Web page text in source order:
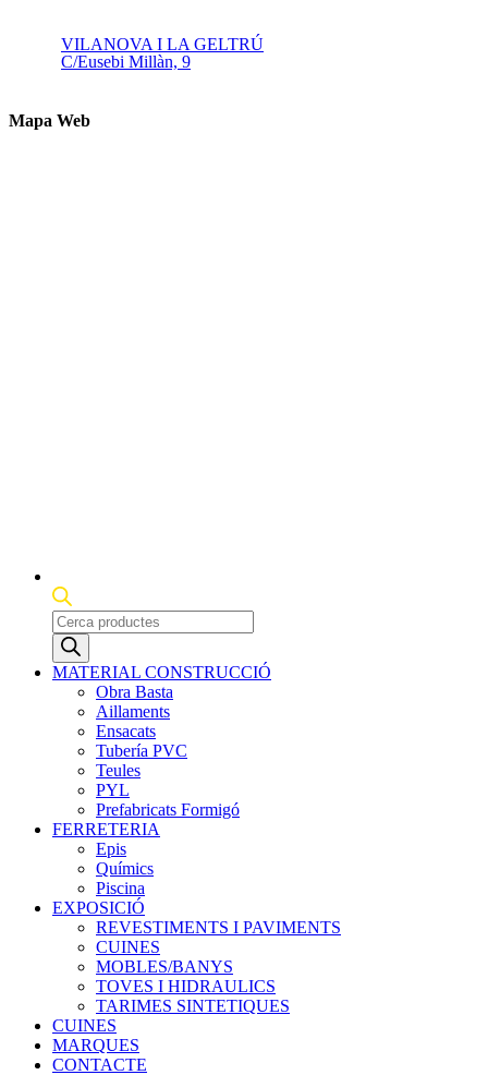
VILANOVA I LA GELTRÚ
C/Eusebi Millàn, 9
Mapa Web
Products
search
MATERIAL CONSTRUCCIÓ
Obra Basta
Aillaments
Ensacats
Tubería PVC
Teules
PYL
Prefabricats Formigó
FERRETERIA
Epis
Químics
Piscina
EXPOSICIÓ
REVESTIMENTS I PAVIMENTS
CUINES
MOBLES/BANYS
TOVES I HIDRAULICS
TARIMES SINTETIQUES
CUINES
MARQUES
CONTACTE